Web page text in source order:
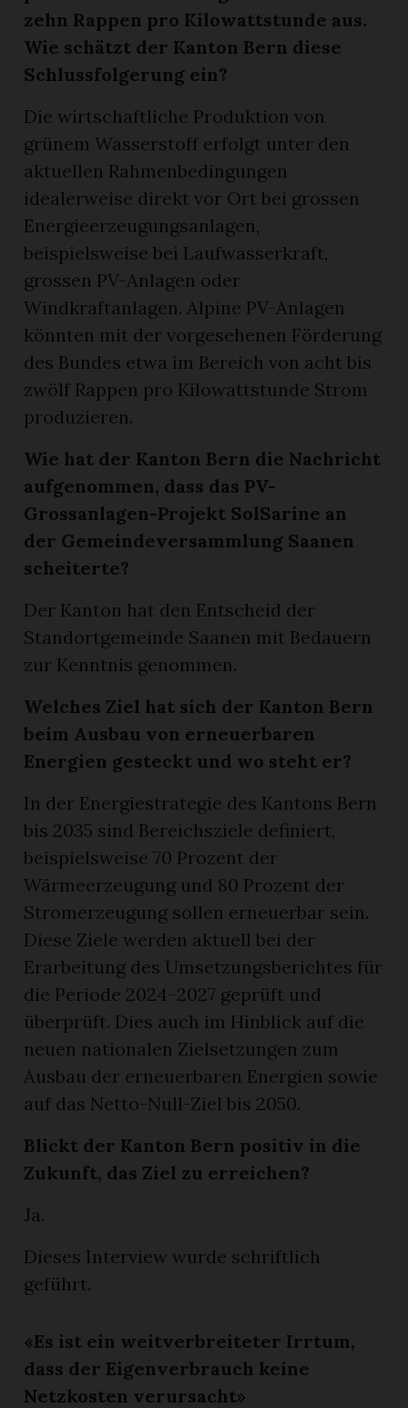
zehn Rappen pro Kilowattstunde aus.
Wie schätzt der Kanton Bern diese
Schlussfolgerung ein?
Die wirtschaftliche Produktion von
grünem Wasserstoff erfolgt unter den
aktuellen Rahmenbedingungen
idealerweise direkt vor Ort bei grossen
Energieerzeugungsanlagen,
beispielsweise bei Laufwasserkraft,
grossen PV-Anlagen oder
Windkraftanlagen. Alpine PV-Anlagen
könnten mit der vorgesehenen Förderung
des Bundes etwa im Bereich von acht bis
zwölf Rappen pro Kilowattstunde Strom
produzieren.
Wie hat der Kanton Bern die Nachricht
aufgenommen, dass das PV-
Grossanlagen-Projekt SolSarine an
der Gemeindeversammlung Saanen
scheiterte?
Der Kanton hat den Entscheid der
Standortgemeinde Saanen mit Bedauern
zur Kenntnis genommen.
Welches Ziel hat sich der Kanton Bern
beim Ausbau von erneuerbaren
Energien gesteckt und wo steht er?
In der Energiestrategie des Kantons Bern
bis 2035 sind Bereichsziele definiert,
beispielsweise 70 Prozent der
Wärmeerzeugung und 80 Prozent der
Stromerzeugung sollen erneuerbar sein.
Diese Ziele werden aktuell bei der
Erarbeitung des Umsetzungsberichtes für
die Periode 2024–2027 geprüft und
überprüft. Dies auch im Hinblick auf die
neuen nationalen Zielsetzungen zum
Ausbau der erneuerbaren Energien sowie
auf das Netto-Null-Ziel bis 2050.
Blickt der Kanton Bern positiv in die
Zukunft, das Ziel zu erreichen?
Ja.
Dieses Interview wurde schriftlich
geführt.
«Es ist ein weitverbreiteter Irrtum,
dass der Eigenverbrauch keine
Netzkosten verursacht»